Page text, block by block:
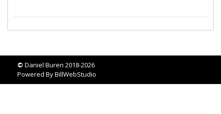
© Daniel Buren 2018-2026
Powered ByBillWebStudio